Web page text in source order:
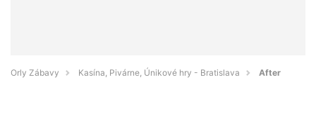
Orly Zábavy Kasína, Pivárne, Únikové hry - Bratislava After